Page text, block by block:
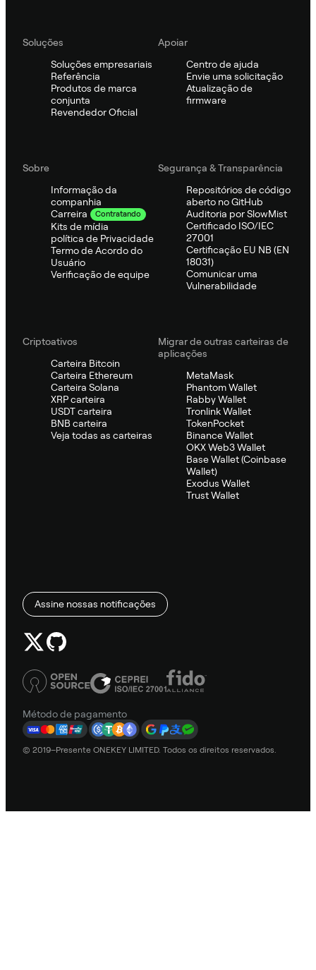
Soluções
Soluções empresariais
Referência
Produtos de marca
conjunta
Revendedor Oficial
Apoiar
Centro de ajuda
Envie uma solicitação
Atualização de
firmware
Sobre
Informação da
companhia
Carreira
Contratando
Kits de mídia
política de Privacidade
Termo de Acordo do
Usuário
Verificação de equipe
Segurança & Transparência
Repositórios de código
aberto no GitHub
Auditoria por SlowMist
Certificado ISO/IEC
27001
Certificação EU NB (EN
18031)
Comunicar uma
Vulnerabilidade
Criptoativos
Carteira Bitcoin
Carteira Ethereum
Carteira Solana
XRP carteira
USDT carteira
BNB carteira
Veja todas as carteiras
Migrar de outras carteiras de
aplicações
MetaMask
Phantom Wallet
Rabby Wallet
Tronlink Wallet
TokenPocket
Binance Wallet
OKX Web3 Wallet
Base Wallet (Coinbase
Wallet)
Exodus Wallet
Trust Wallet
Assine nossas notificações
Método de pagamento
© 2019–Presente ONEKEY LIMITED. Todos os direitos reservados.